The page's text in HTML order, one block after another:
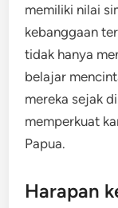
memiliki nilai
kebanggaan
tidak hanya
belajar
mereka sejak
memperkuat
Papua.
Harapan